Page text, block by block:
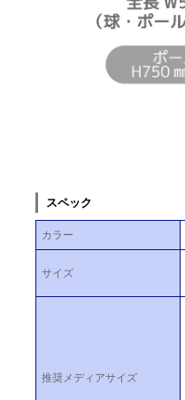
スペック
カラー
サイズ
推奨メディアサイズ